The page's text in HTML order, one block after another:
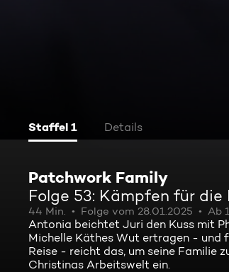
Staffel 1 Details
Patchwork Family
Folge 53: Kämpfen für die
44 Min. Folge vom 28.01.2025 Ab
Antonia beichtet Juri den Kuss mit
Michelle Käthes Wut ertragen - und
Reise - reicht das, um seine Familie
Christinas Arbeitswelt ein.